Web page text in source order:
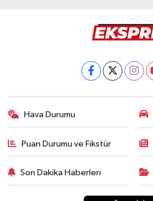
Hava Durumu
Puan Durumu ve Fikstür
Son Dakika Haberleri